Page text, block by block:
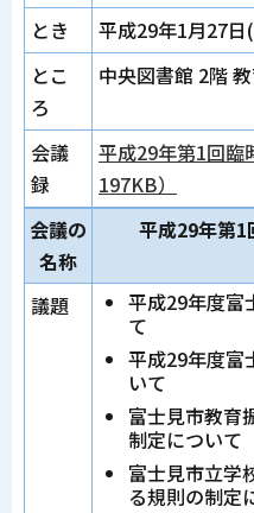
とき
平成29年1月27
とこ
ろ
中央図書館 2階
会議
録
平成29年第1回臨
197KB）
会議の
名称
平成29年第1
議題
平成29年度富
て
平成29年度富
いて
富士見市教育
制定について
富士見市立学
る規則の制定